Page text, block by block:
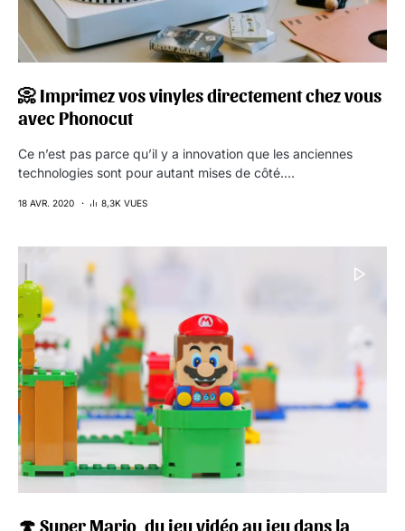
📀 Imprimez vos vinyles directement chez vous
avec Phonocut
Ce n’est pas parce qu’il y a innovation que les anciennes
technologies sont pour autant mises de côté.…
18 AVR. 2020 8,3K VUES
🍄 Super Mario, du jeu vidéo au jeu dans la